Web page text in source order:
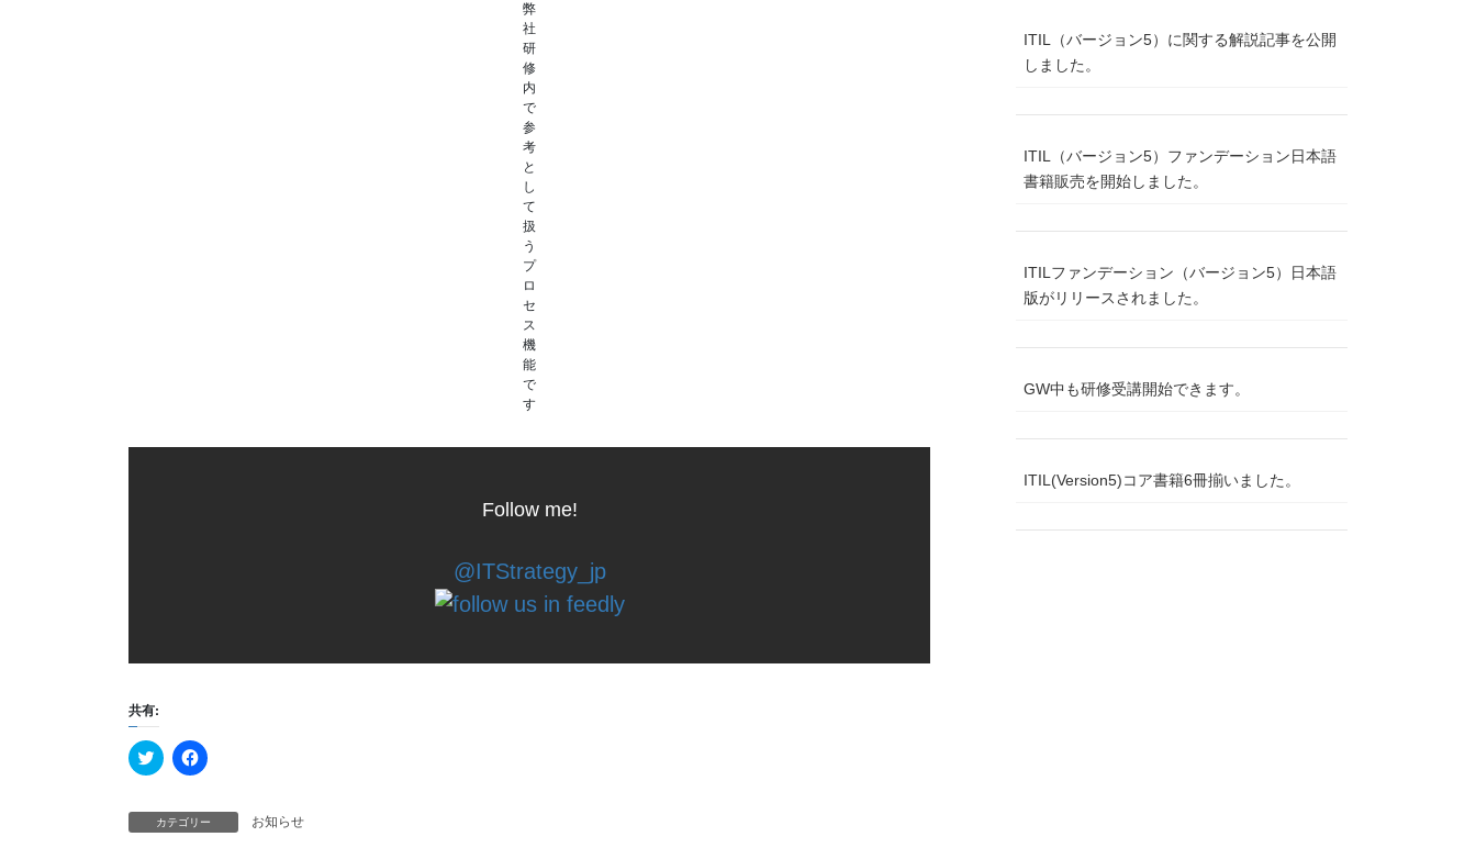
弊
社
研
修
内
で
参
考
と
し
て
扱
う
プ
ロ
セ
ス
機
能
で
す
Follow me!
@ITStrategy_jp
共有:
ク
リ
し
て
F
a
b
o
カテゴリー お知らせ
ITIL（バージョン5）に関する解説記事を公開
しました。
ITIL（バージョン5）ファンデーション日本語
書籍販売を開始しました。
ITILファンデーション（バージョン5）日本語
版がリリースされました。
GW中も研修受講開始できます。
ITIL(Version5)コア書籍6冊揃いました。